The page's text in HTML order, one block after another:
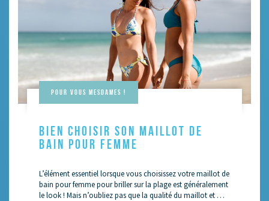
Pour vous mesdames !
BIEN CHOISIR SON MAILLOT DE
BAIN POUR FEMME
L’élément essentiel lorsque vous choisissez votre maillot de
bain pour femme pour briller sur la plage est généralement
le look ! Mais n’oubliez pas que la qualité du maillot et …